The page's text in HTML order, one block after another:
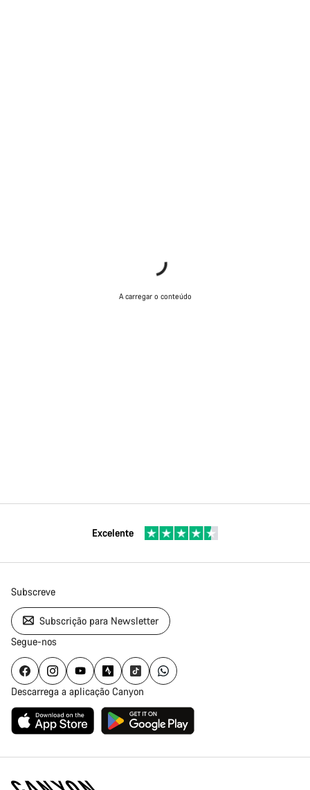
A carregar o conteúdo
Excelente
Subscreve
Subscrição para Newsletter
Segue-nos
Descarrega a aplicação Canyon